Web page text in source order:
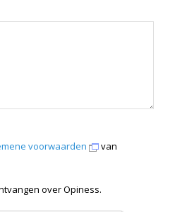
voorwaarden
van
over Opiness.